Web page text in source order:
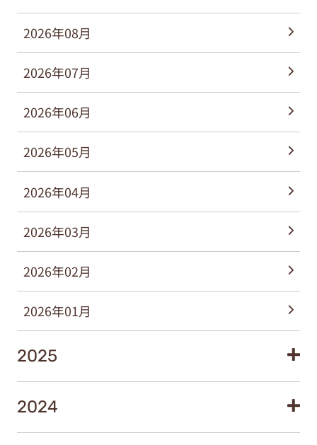
2026年08月
2026年07月
2026年06月
2026年05月
2026年04月
2026年03月
2026年02月
2026年01月
2025
2024